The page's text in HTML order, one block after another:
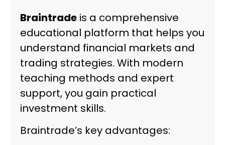
Braintrade is a comprehensive
educational platform that helps you
understand financial markets and
trading strategies. With modern
teaching methods and expert
support, you gain practical
investment skills.
Braintrade’s key advantages: